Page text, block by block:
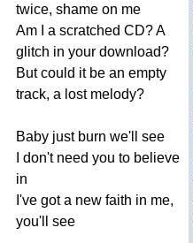
twice, shame on me
Am
a scratched CD?A
glitch in your download?
But could it be an empty
track, a lost melody?
Baby just burn we'll
see
don't need you to believe
in
I've got a new faith in me,
you'll
see